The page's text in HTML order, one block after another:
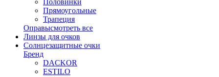
Прямоугольные
Трапеция
Оправысмотреть все
Линзы для очков
Солнцезащитные очки
Бренд
DACKOR
ESTILO